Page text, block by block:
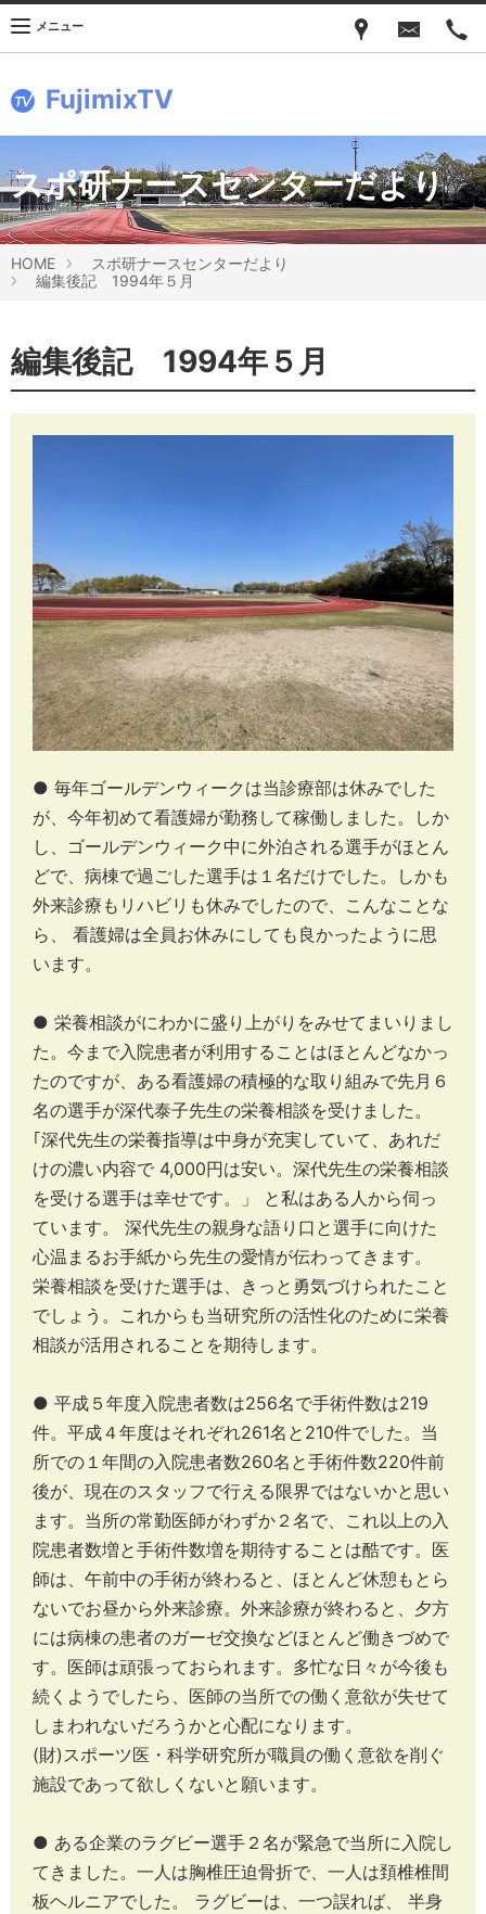
FujimixTV
メニュー
スポ研ナースセンターだより
HOME
スポ研ナースセンターだより
編集後記 1994年５月
編集後記 1994年５月
● 毎年ゴールデンウィークは当診療部は休みでした
が、今年初めて看護婦が勤務して稼働しました。しか
し、ゴールデンウィーク中に外泊される選手がほとん
どで、病棟で過ごした選手は１名だけでした。しかも
外来診療もリハビリも休みでしたので、こんなことな
ら、 看護婦は全員お休みにしても良かったように思
います。
● 栄養相談がにわかに盛り上がりをみせてまいりまし
た。今まで入院患者が利用することはほとんどなかっ
たのですが、ある看護婦の積極的な取り組みで先月６
名の選手が深代泰子先生の栄養相談を受けました。
｢深代先生の栄養指導は中身が充実していて、あれだ
けの濃い内容で 4,000円は安い。深代先生の栄養相談
を受ける選手は幸せです。」 と私はある人から伺っ
ています。 深代先生の親身な語り口と選手に向けた
心温まるお手紙から先生の愛情が伝わってきます。
栄養相談を受けた選手は、きっと勇気づけられたこと
でしょう。これからも当研究所の活性化のために栄養
相談が活用されることを期待します。
● 平成５年度入院患者数は256名で手術件数は219
件。平成４年度はそれぞれ261名と210件でした。当
所での１年間の入院患者数260名と手術件数220件前
後が、現在のスタッフで行える限界ではないかと思い
ます。当所の常勤医師がわずか２名で、これ以上の入
院患者数増と手術件数増を期待することは酷です。医
師は、午前中の手術が終わると、ほとんど休憩もとら
ないでお昼から外来診療。外来診療が終わると、夕方
には病棟の患者のガーゼ交換などほとんど働きづめで
す。医師は頑張っておられます。多忙な日々が今後も
続くようでしたら、医師の当所での働く意欲が失せて
しまわれないだろうかと心配になります。
(財)スポーツ医・科学研究所が職員の働く意欲を削ぐ
施設であって欲しくないと願います。
● ある企業のラグビー選手２名が緊急で当所に入院し
てきました。一人は胸椎圧迫骨折で、一人は頚椎椎間
板ヘルニアでした。 ラグビーは、一つ誤れば、 半身